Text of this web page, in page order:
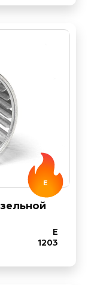
E
E
1203